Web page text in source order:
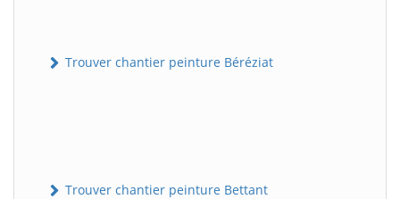
Trouver chantier peinture Béréziat
Trouver chantier peinture Bettant